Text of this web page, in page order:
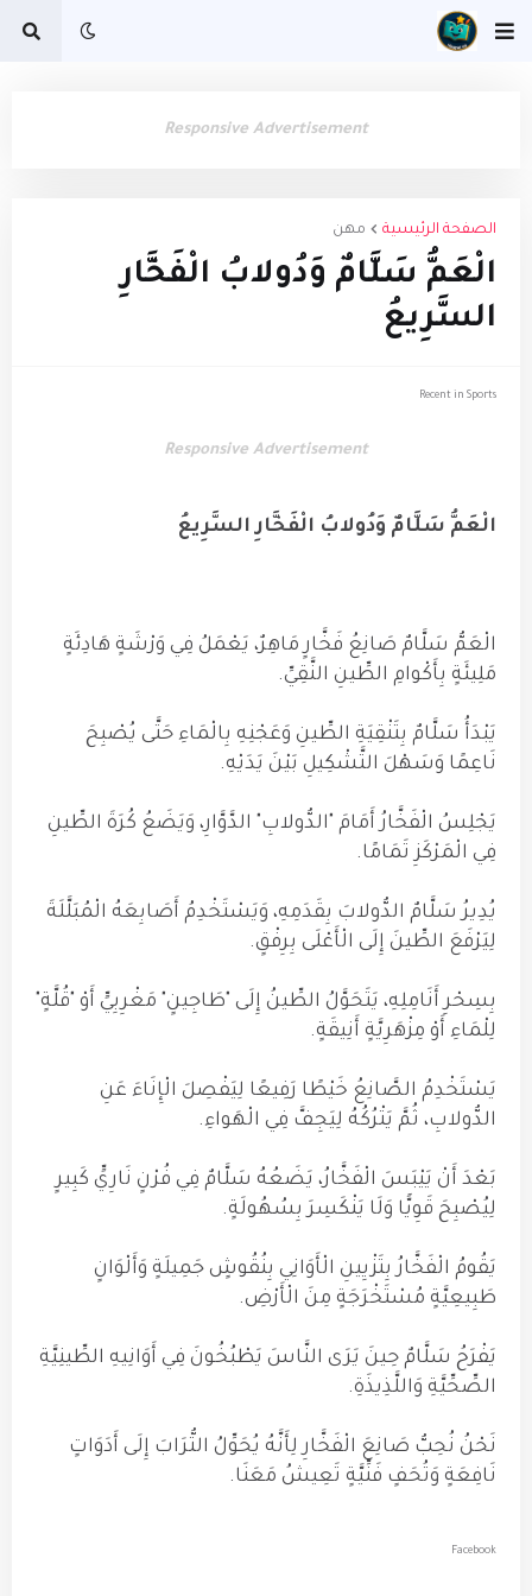
Responsive Advertisement
الصفحة الرئيسية مهن
الْعَمُّ سَلَّامٌ وَدُولابُ الْفَخَّارِ
السَّرِيعُ
Recent in Sports
Responsive Advertisement
الْعَمُّ سَلَّامٌ وَدُولابُ الْفَخَّارِ السَّرِيعُ
الْعَمُّ سَلَّامٌ صَانِعُ فَخَّارٍ مَاهِرٌ، يَعْمَلُ فِي وَرْشَةٍ هَادِئَةٍ
مَلِيئَةٍ بِأَكْوامِ الطِّينِ النَّقِيِّ.
يَبْدَأُ سَلَّامٌ بِتَنْقِيَةِ الطِّينِ وَعَجْنِهِ بِالْمَاءِ حَتَّى يُصْبِحَ
نَاعِمًا وَسَهْلَ التَّشْكِيلِ بَيْنَ يَدَيْهِ.
يَجْلِسُ الْفَخَّارُ أَمَامَ "الدُّولابِ" الدَّوَّارِ، وَيَضَعُ كُرَةَ الطِّينِ
فِي الْمَرْكَزِ تَمَامًا.
يُدِيرُ سَلَّامٌ الدُّولابَ بِقَدَمِهِ، وَيَسْتَخْدِمُ أَصَابِعَهُ الْمُبَلَّلَةَ
لِيَرْفَعَ الطِّينَ إِلَى الْأَعْلَى بِرِفْقٍ.
بِسِحْرِ أَنَامِلِهِ، يَتَحَوَّلُ الطِّينُ إِلَى "طَاجِينٍ" مَغْرِبِيٍّ أَوْ "قُلَّةٍ"
لِلْمَاءِ أَوْ مِزْهَرِيَّةٍ أَنِيقَةٍ.
يَسْتَخْدِمُ الصَّانِعُ خَيْطًا رَفِيعًا لِيَفْصِلَ الْإِنَاءَ عَنِ
الدُّولابِ، ثُمَّ يَتْرُكُهُ لِيَجِفَّ فِي الْهَواءِ.
بَعْدَ أَنْ يَيْبَسَ الْفَخَّارُ، يَضَعُهُ سَلَّامٌ فِي فُرْنٍ نَارِيٍّ كَبِيرٍ
لِيُصْبِحَ قَوِيًّا وَلَا يَنْكَسِرَ بِسُهُولَةٍ.
يَقُومُ الْفَخَّارُ بِتَزْيِينِ الْأَوَانِي بِنُقُوشٍ جَمِيلَةٍ وَأَلْوَانٍ
طَبِيعِيَّةٍ مُسْتَخْرَجَةٍ مِنَ الْأَرْضِ.
يَفْرَحُ سَلَّامٌ حِينَ يَرَى النَّاسَ يَطْبُخُونَ فِي أَوَانِيهِ الطِّينِيَّةِ
الصِّحِّيَّةِ وَاللَّذِيذَةِ.
نَحْنُ نُحِبُّ صَانِعَ الْفَخَّارِ لِأَنَّهُ يُحَوِّلُ التُّرَابَ إِلَى أَدَوَاتٍ
نَافِعَةٍ وَتُحَفٍ فَنِّيَّةٍ تَعِيشُ مَعَنَا.
Facebook